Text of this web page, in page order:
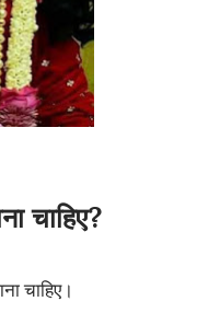
चाहिए?
चाहिए।